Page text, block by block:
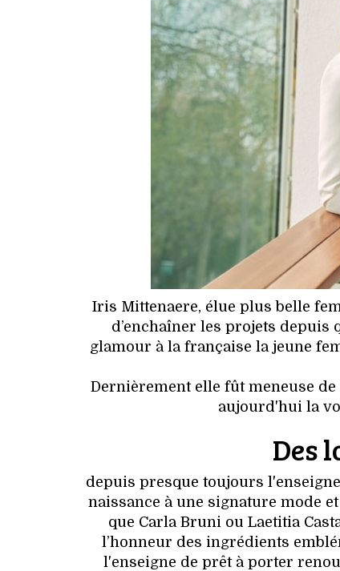
Iris Mittenaere, élue plus belle
d’enchaîner les projets depuis
glamour à la française la jeune
Dernièrement elle fût meneuse
aujourd'hui la
Des
depuis presque toujours
naissance à une signature mode
que Carla Bruni ou Laetitia
l’honneur des ingrédients
l'enseigne de prêt à porter